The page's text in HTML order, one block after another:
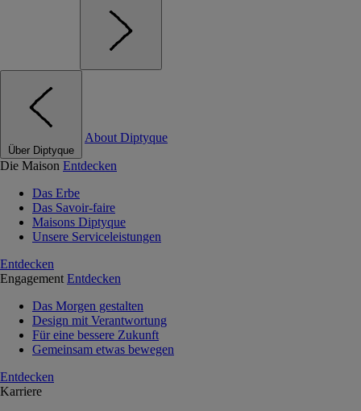
Über Diptyque
About Diptyque
Die Maison Entdecken
Das Erbe
Das Savoir-faire
Maisons Diptyque
Unsere Serviceleistungen
Entdecken
Engagement Entdecken
Das Morgen gestalten
Design mit Verantwortung
Für eine bessere Zukunft
Gemeinsam etwas bewegen
Entdecken
Karriere